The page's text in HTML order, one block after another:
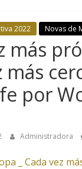
2022 Novas de
más
más
por
Administradora
_ Cada vez